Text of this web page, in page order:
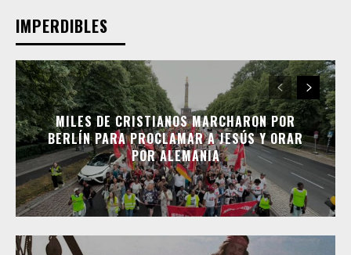
IMPERDIBLES
MILES DE CRISTIANOS MARCHARON POR
BERLÍN PARA PROCLAMAR A JESÚS Y ORAR
POR ALEMANIA